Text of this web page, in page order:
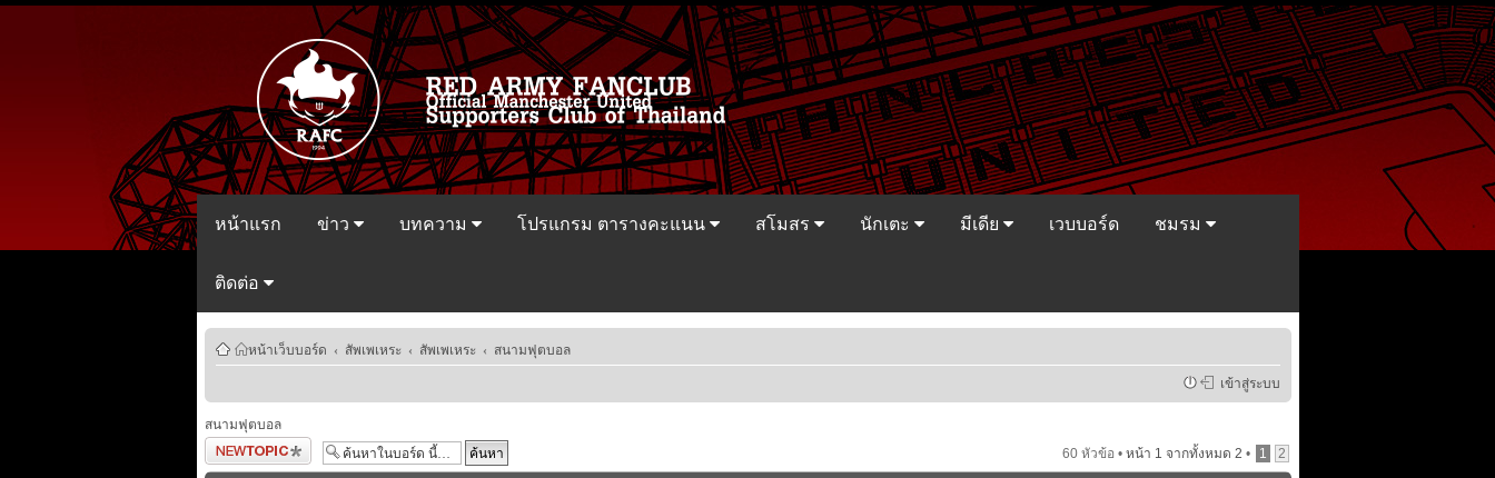
หน้าแรก ข่าว บทความ โปรแกรม ตารางคะแนน สโมสร นักเตะ มีเดีย เวบบอร์ด ชมรม
ติดต่อ
หน้าเว็บบอร์ด ‹ สัพเพเหระ ‹ สัพเพเหระ ‹ สนามฟุตบอล
เข้าสู่ระบบ
สนามฟุตบอล
ตั้งกระทู้ใหม่
60 หัวข้อ • หน้า 1 จากทั้งหมด 2 • 1 2